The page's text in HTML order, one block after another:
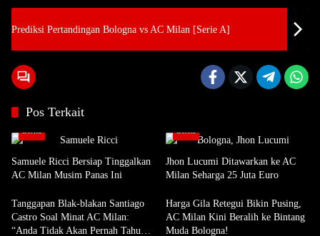
Prediksi Pertandingan Bologna vs AC Milan [Serie A]
Pos Terkait
Samuele Ricci Bersiap Tinggalkan
AC Milan Musim Panas Ini
Jhon Lucumi Ditawarkan ke AC
Milan Seharga 25 Juta Euro
Tanggapan Blak-blakan Santiago
Castro Soal Minat AC Milan:
“Anda Tidak Akan Pernah Tahu
Harga Gila Retegui Bikin Pusing,
AC Milan Kini Beralih ke Bintang
Muda Bologna!